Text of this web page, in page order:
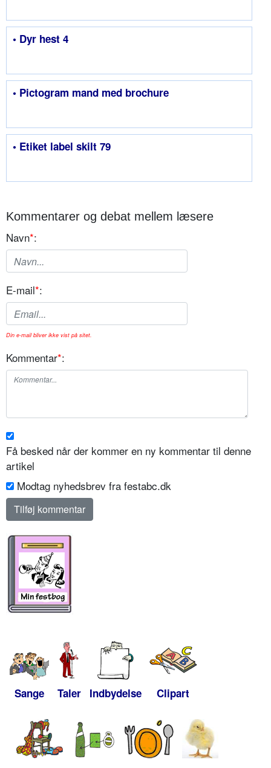
• Dyr hest 4
• Pictogram mand med brochure
• Etiket label skilt 79
Kommentarer og debat mellem læsere
Navn*:
E-mail*:
Din e-mail bliver ikke vist på sitet.
Kommentar*:
Få besked når der kommer en ny kommentar til denne
artikel
Modtag nyhedsbrev fra festabc.dk
Sange Taler Indbydelse Clipart